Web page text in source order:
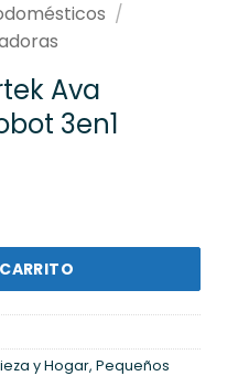
/
Ava
3en1
Wi-Fi Robot 3en1
y Hogar, Pequeños